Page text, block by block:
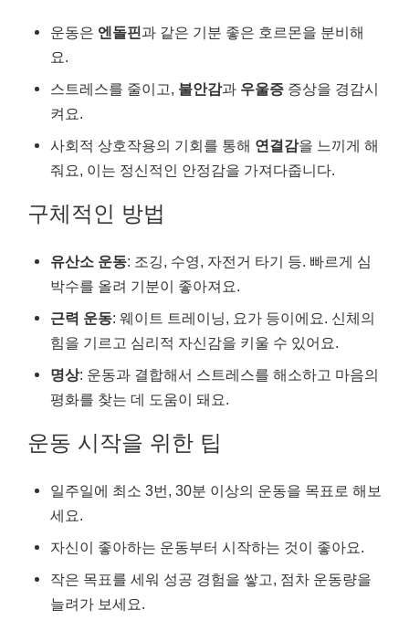
운동은 엔돌핀과 같은 기분 좋은 호르몬을 분비해
요.
스트레스를 줄이고, 불안감과 우울증 증상을 경감시
켜요.
사회적 상호작용의 기회를 통해 연결감을 느끼게 해
줘요, 이는 정신적인 안정감을 가져다줍니다.
구체적인 방법
유산소 운동: 조깅, 수영, 자전거 타기 등. 빠르게 심
박수를 올려 기분이 좋아져요.
근력 운동: 웨이트 트레이닝, 요가 등이에요. 신체의
힘을 기르고 심리적 자신감을 키울 수 있어요.
명상: 운동과 결합해서 스트레스를 해소하고 마음의
평화를 찾는 데 도움이 돼요.
운동 시작을 위한 팁
일주일에 최소 3번, 30분 이상의 운동을 목표로 해보
세요.
자신이 좋아하는 운동부터 시작하는 것이 좋아요.
작은 목표를 세워 성공 경험을 쌓고, 점차 운동량을
늘려가 보세요.